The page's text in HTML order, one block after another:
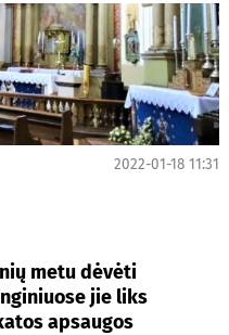
2022-01-18 11:31
metu dėvėti
jie liks
apsaugos